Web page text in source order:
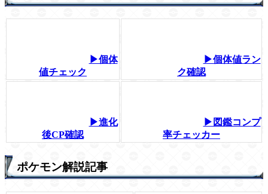
▶個体
値チェック
▶個体値ラン
ク確認
▶進化
後CP確認
▶図鑑コンプ
率チェッカー
ポケモン解説記事